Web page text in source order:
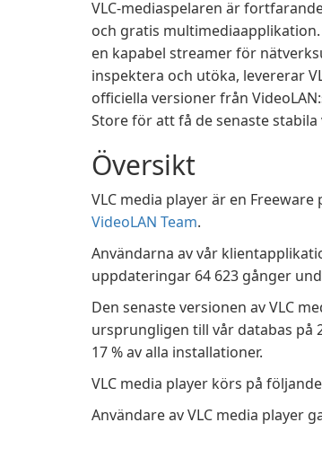
VLC-mediaspelaren är
och gratis
en kapabel streamer för
inspektera och utöka, levererar
officiella versioner från
Store för att få de senaste
Översikt
VLC media player är en
VideoLAN Team.
Användarna av vår
uppdateringar 64 623 gånger
Den senaste versionen av VLC
ursprungligen till vår databas på
17 % av alla installationer.
VLC media player körs på
Användare av VLC media player